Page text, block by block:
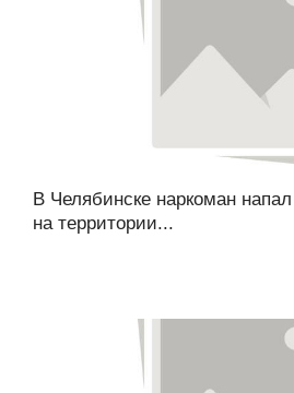
В Челябинске наркоман
на территории...